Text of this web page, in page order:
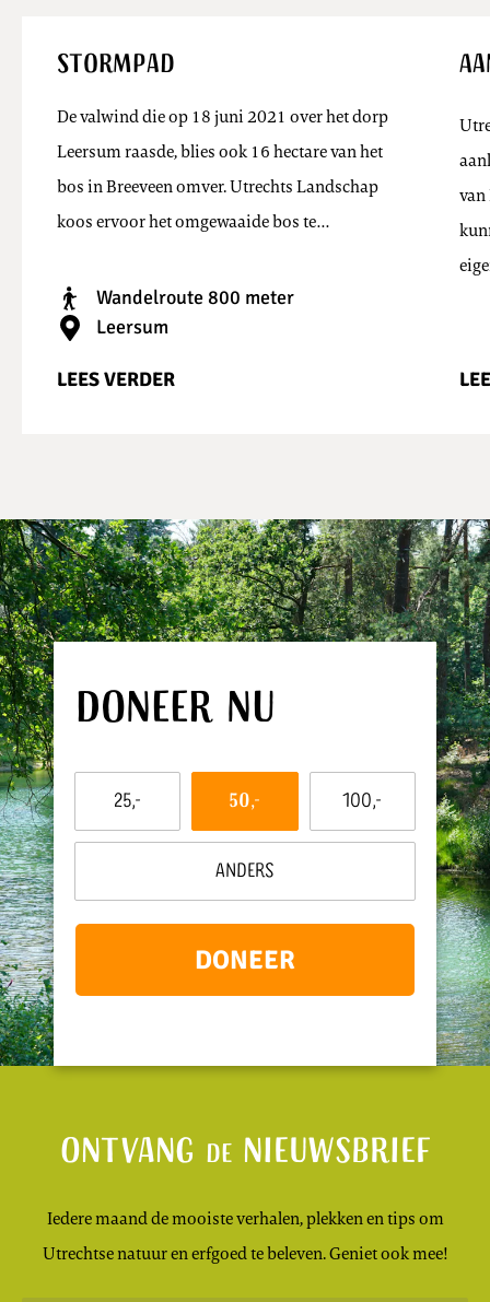
Stormpad
De valwind die op 18 juni 2021 over het dorp
Leersum raasde, blies ook 16 hectare van het
bos in Breeveen omver. Utrechts Landschap
koos ervoor het omgewaaide bos te…
Wandelroute 800 meter
Leersum
LEES VERDER
van
Doneer nu
bedrag
wil
25,- 50,- 100,-
Anders
DONEER
Ontvang denieuwsbrief
Iedere maand de mooiste verhalen, plekken en tips om
Utrechtse natuur en erfgoed te beleven. Geniet ook mee!